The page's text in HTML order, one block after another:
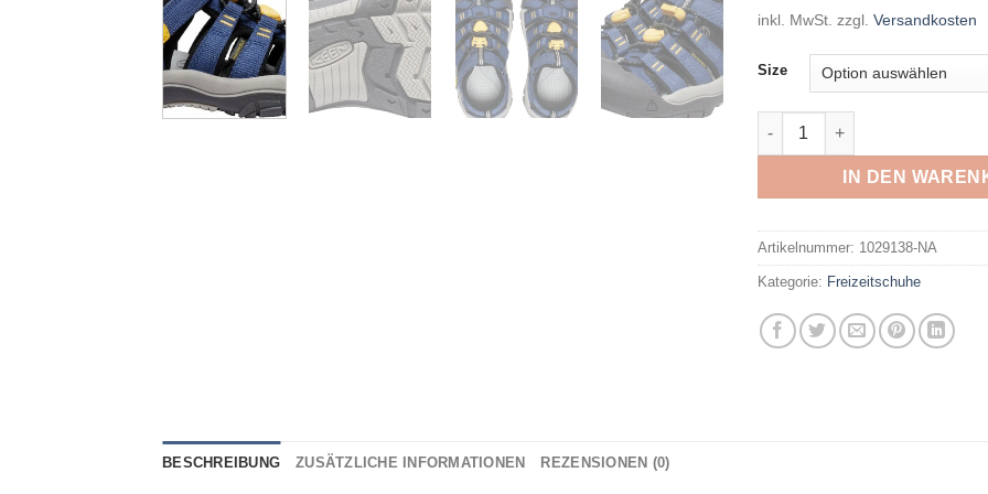
inkl. MwSt. zzgl. Versandkosten
Size
KEEN - NEWPORT H2 C-
IN DEN
Artikelnummer: 1029138-NA
Kategorie: Freizeitschuhe
BESCHREIBUNG ZUSÄTZLICHE INFORMATIONEN REZENSIONEN (0)